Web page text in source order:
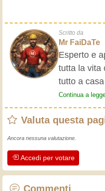
Scritto da
Mr FaiDaTe
Esperto e
tutta la vita
tutto a
nonni mi
rudimenti,
fatto un
artigiani
lavoro.
è una
Continua a
Valuta questa
Ancora nessuna valutazione.
Accedi per votare
Commenti